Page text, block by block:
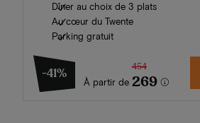
Dîner au choix de 3 plats
Au cœur du Twente
Parking gratuit
-41%
À partir de
454
269